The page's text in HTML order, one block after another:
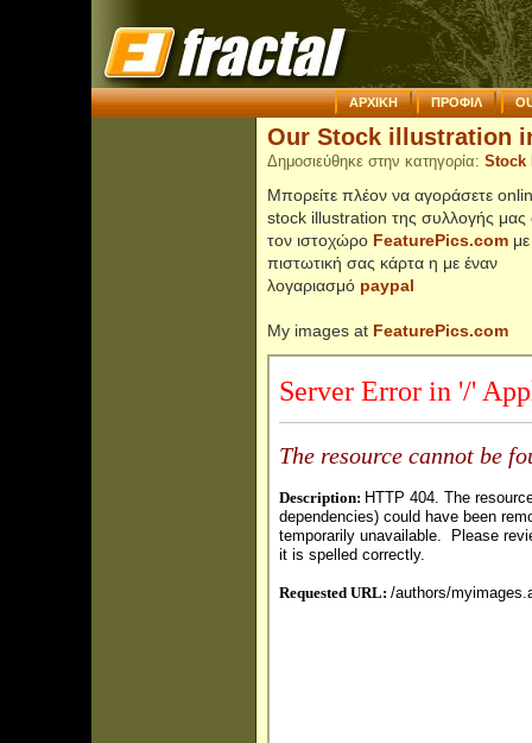
ΑΡΧΙΚΗ ΠΡΟΦΙΛ
Our Stock illustration
Δημοσιεύθηκε στην κατηγορία: Stock
Μπορείτε πλέον να αγοράσετε
stock illustration της συλλογής
τον ιστοχώρο FeaturePics.com
πιστωτική σας κάρτα η με έναν
λογαριασμό paypal
My images at FeaturePics.com